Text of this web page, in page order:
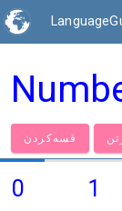
قسەكردن
0 1